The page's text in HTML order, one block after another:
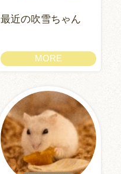
最近の吹雪ちゃん
MORE